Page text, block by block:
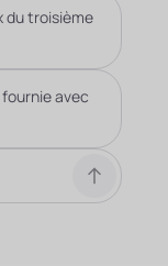
du troisième
avec